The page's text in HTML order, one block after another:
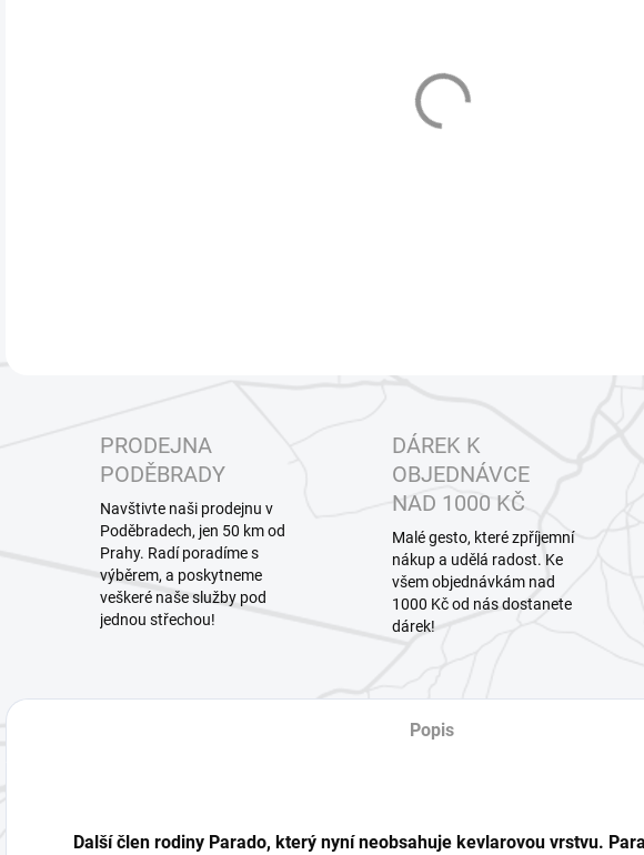
MŮŽEME DORUČIT DO:
PRODEJNA
PODĚBRADY
Navštivte naši prodejnu v
Poděbradech, jen 50 km od
Prahy. Radí poradíme s
výběrem, a poskytneme
veškeré naše služby pod
jednou střechou!
DÁREK K
OBJEDNÁVCE
NAD 1000 KČ
Malé gesto, které zpříjemní
nákup a udělá radost. Ke
všem objednávkám nad
1000 Kč od nás dostanete
dárek!
Popis
Další člen rodiny Parado, který nyní neobsahuje kevlarovou vrstvu.